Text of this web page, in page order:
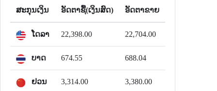
ສະກຸນເງິນ ອັດຕາຊື້(ເງິນສົດ) ອັດຕາຂາຍ
ໂດລາ 22,398.00 22,704.00
ບາດ 674.55 688.04
ຢວນ 3,314.00 3,380.00